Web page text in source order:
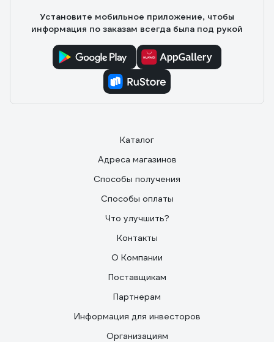
Установите мобильное приложение, чтобы
информация по заказам всегда была под рукой
Каталог
Адреса магазинов
Способы получения
Способы оплаты
Что улучшить?
Контакты
О Компании
Поставщикам
Партнерам
Информация для инвесторов
Организациям